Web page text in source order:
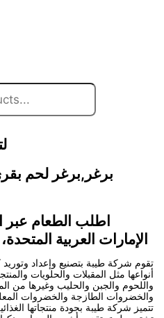
برغر,برغر لحم
اطلب الطعام عبر
الإمارات العربية
تقوم شركة طيبة بتصنيع وإعداد وتوريد
أنواعها مثل المقبلات والحلويات
واللحوم والجبن والحليب وغيرها من
والخضروات الطازجة والخضروات
تتميز شركة طيبة بجودة منتجاتها